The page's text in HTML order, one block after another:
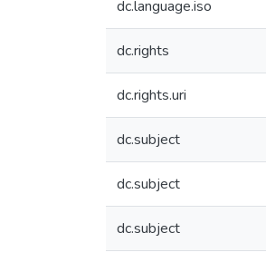
dc.language.iso
dc.rights
dc.rights.uri
dc.subject
dc.subject
dc.subject